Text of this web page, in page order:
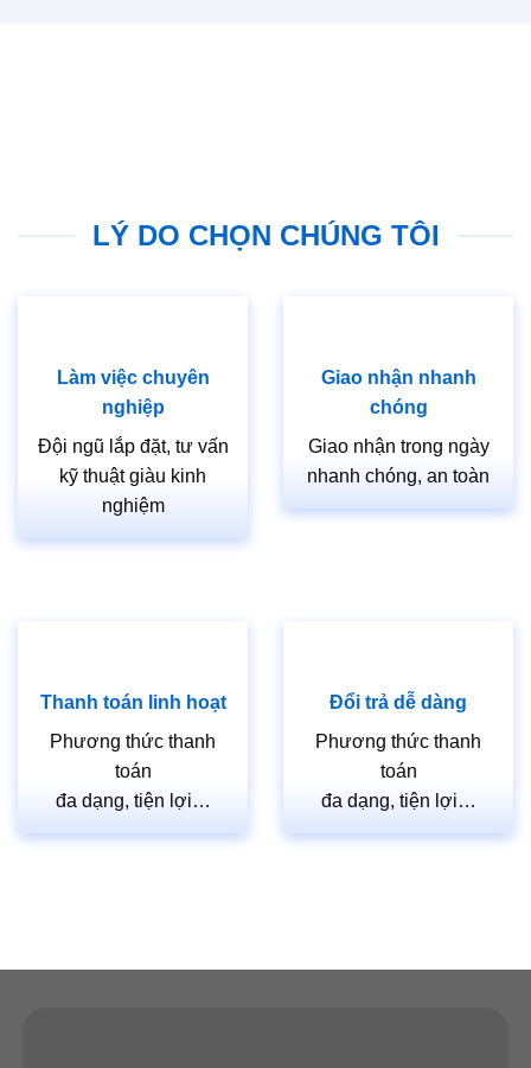
LÝ DO CHỌN CHÚNG TÔI
Làm việc chuyên
nghiệp
Đội ngũ lắp đặt, tư vấn
kỹ thuật giàu kinh
nghiệm
Giao nhận nhanh
chóng
Giao nhận trong ngày
nhanh chóng, an toàn
Thanh toán linh hoạt
Phương thức thanh
toán
đa dạng, tiện lợi…
Đổi trả dễ dàng
Phương thức thanh
toán
đa dạng, tiện lợi…